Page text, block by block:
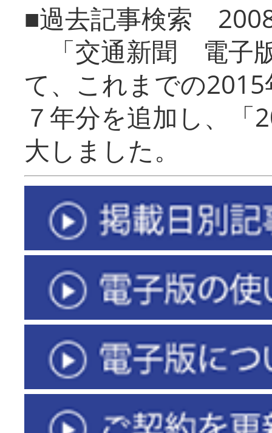
■過去記事検索
「交通新聞 電子
て、これまでの
７年分を追加し、「
大しまし